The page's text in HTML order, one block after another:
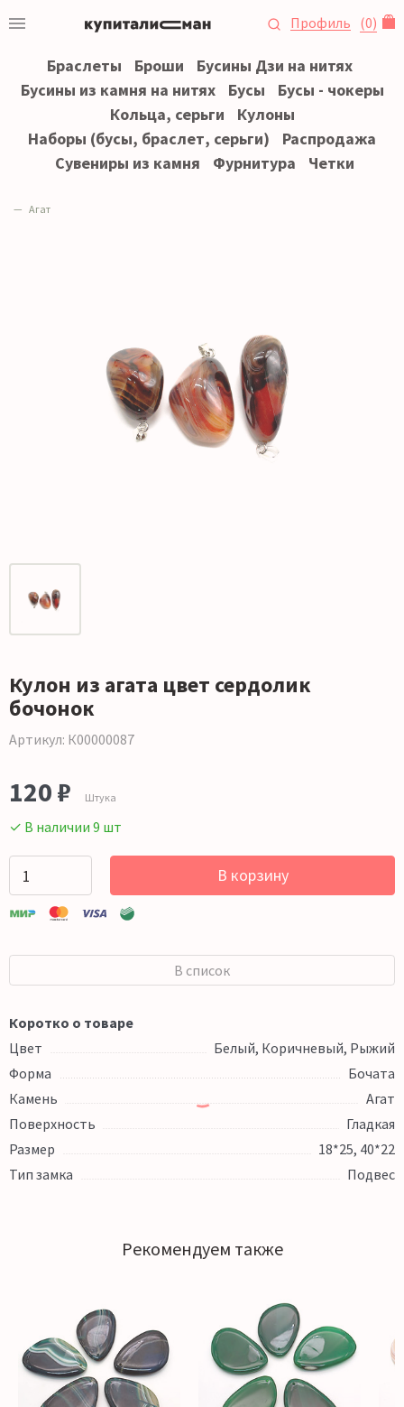
Профиль (0)
Браслеты Броши
Бусины Дзи на нитях
Бусины из камня на нитях
Бусы
Бусы - чокеры
Кольца, серьги
Кулоны
Наборы (бусы, браслет, серьги)
Распродажа
Сувениры из камня
Фурнитура Четки
Агат
Кулон из агата цвет сердолик
бочонок
Артикул: К00000087
120 ₽ Штука
✓ В наличии 9 шт
В корзину
В список
Коротко о товаре
Цвет
Белый, Коричневый, Рыжий
Форма
Бочата
Камень
Агат
Поверхность
Гладкая
Размер
18*25, 40*22
Тип замка
Подвес
Рекомендуем также